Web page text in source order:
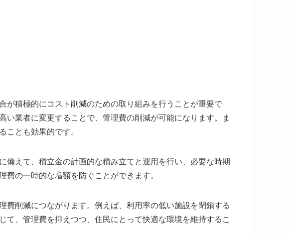
が積極的にコスト削減のための取り組みを行うことが重要で
業者に変更することで、管理費の削減が可能になります。ま
とも効果的です。
えて、積立金の計画的な積み立てと運用を行い、必要な時期
の一時的な増額を防ぐことができます。
削減につながります。例えば、利用率の低い施設を閉鎖する
、管理費を抑えつつ、住民にとって快適な環境を維持するこ